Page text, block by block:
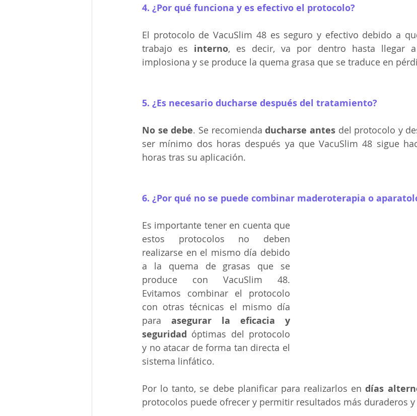
4. ¿Por qué funciona y es efectivo el protocolo?
El protocolo de VacuSlim 48 es seguro y efectivo debido a
trabajo es interno, es decir, va por dentro hasta llegar
implosiona y se produce la quema grasa que se traduce en
5. ¿Es necesario ducharse después del tratamiento?
No se debe. Se recomienda ducharse antes del protocolo y
ser mínimo dos horas después ya que VacuSlim 48 sigue
horas tras su aplicación.
6. ¿Por qué no se puede combinar maderoterapia o
Es importante tener en cuenta que
estos protocolos no deben
realizarse en el mismo día debido
a la quema de grasas que se
produce con VacuSlim 48.
Evitamos combinar el protocolo
con otras técnicas el mismo día
para asegurar la eficacia y
seguridad óptimas del protocolo
y no atacar de forma tan directa el
sistema linfático.
Por lo tanto, se debe planificar para realizarlos en días
protocolos puede ofrecer y permitir resultados más duraderos y